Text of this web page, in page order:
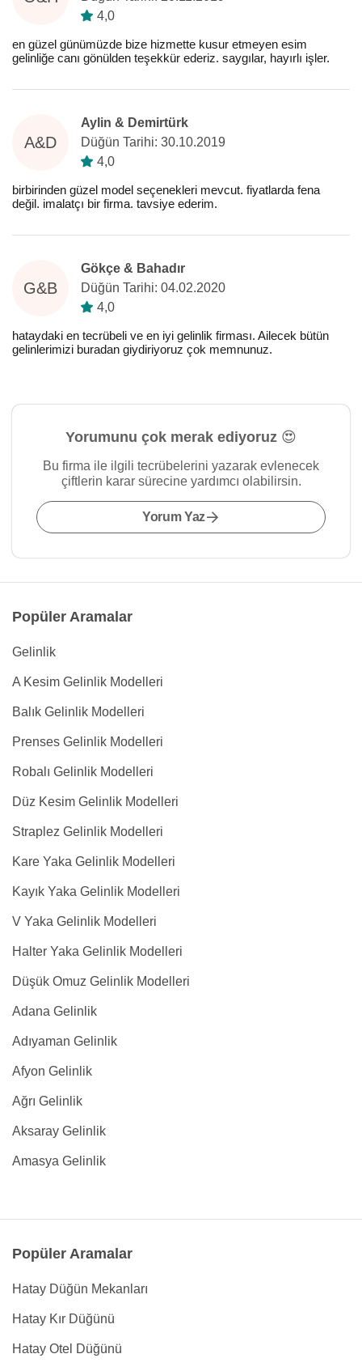
4,0
en güzel günümüzde bize hizmette kusur etmeyen esim
gelinliğe canı gönülden teşekkür ederiz. saygılar, hayırlı işler.
A&D
Aylin & Demirtürk
Düğün Tarihi: 30.10.2019
4,0
birbirinden güzel model seçenekleri mevcut. fiyatlarda fena
değil. imalatçı bir firma. tavsiye ederim.
G&B
Gökçe & Bahadır
Düğün Tarihi: 04.02.2020
4,0
hataydaki en tecrübeli ve en iyi gelinlik firması. Ailecek bütün
gelinlerimizi buradan giydiriyoruz çok memnunuz.
Yorumunu çok merak ediyoruz 😍
Bu firma ile ilgili tecrübelerini yazarak evlenecek
çiftlerin karar sürecine yardımcı olabilirsin.
Yorum Yaz
Popüler Aramalar
Gelinlik
A Kesim Gelinlik Modelleri
Balık Gelinlik Modelleri
Prenses Gelinlik Modelleri
Robalı Gelinlik Modelleri
Düz Kesim Gelinlik Modelleri
Straplez Gelinlik Modelleri
Kare Yaka Gelinlik Modelleri
Kayık Yaka Gelinlik Modelleri
V Yaka Gelinlik Modelleri
Halter Yaka Gelinlik Modelleri
Düşük Omuz Gelinlik Modelleri
Adana Gelinlik
Adıyaman Gelinlik
Afyon Gelinlik
Ağrı Gelinlik
Aksaray Gelinlik
Amasya Gelinlik
Popüler Aramalar
Hatay Düğün Mekanları
Hatay Kır Düğünü
Hatay Otel Düğünü